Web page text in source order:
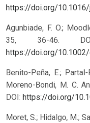
https://doi.org/
Agunbiade, F. O.;
35, 36-46.
https://doi.org/
Benito-Peña, E.;
Moreno-Bondi, M. C.
DOI: https://doi.org/
Moret, S.; Hidalgo, M.;